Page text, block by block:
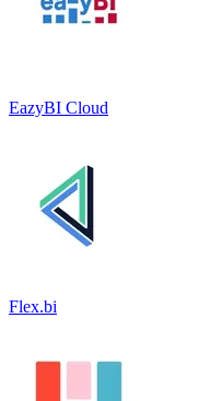
EazyBI Cloud
Flex.bi